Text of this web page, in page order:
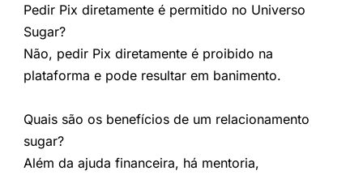
Pedir Pix diretamente é permitido no Universo
Sugar?
Não, pedir Pix diretamente é proibido na
plataforma e pode resultar em banimento.
Quais são os benefícios de um relacionamento
sugar?
Além da ajuda financeira, há mentoria,